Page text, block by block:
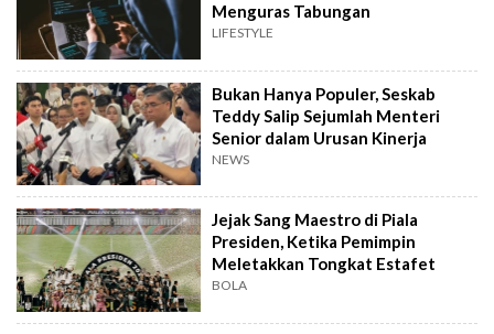
Menguras Tabungan
LIFESTYLE
Bukan Hanya Populer, Seskab
Teddy Salip Sejumlah Menteri
Senior dalam Urusan Kinerja
NEWS
Jejak Sang Maestro di Piala
Presiden, Ketika Pemimpin
Meletakkan Tongkat Estafet
BOLA